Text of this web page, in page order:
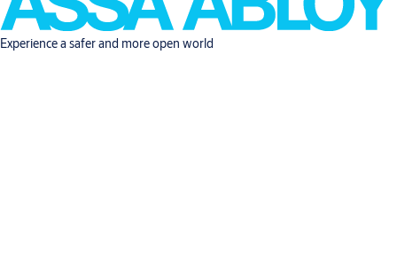
Experience a safer and more open world